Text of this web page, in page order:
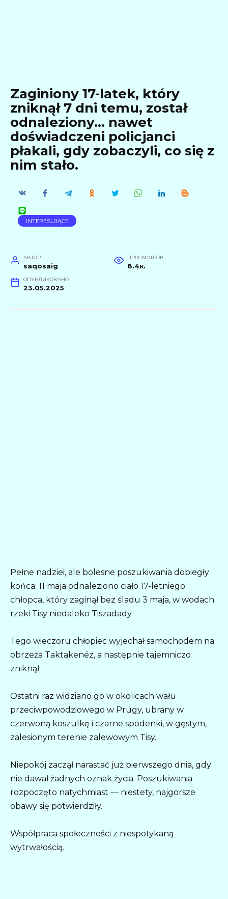
Zaginiony 17-latek, który
zniknął 7 dni temu, został
odnaleziony… nawet
doświadczeni policjanci
płakali, gdy zobaczyli, co się z
nim stało.
INTERESUJĄCE
АВТОР
saqosaig
ПРОСМОТРОВ
8.4к.
ОПУБЛИКОВАНО
23.05.2025
Pełne nadziei, ale bolesne poszukiwania dobiegły
końca: 11 maja odnaleziono ciało 17-letniego
chłopca, który zaginął bez śladu 3 maja, w wodach
rzeki Tisy niedaleko Tiszadady.
Tego wieczoru chłopiec wyjechał samochodem na
obrzeża Taktakenéz, a następnie tajemniczo
zniknął.
Ostatni raz widziano go w okolicach wału
przeciwpowodziowego w Prügy, ubrany w
czerwoną koszulkę i czarne spodenki, w gęstym,
zalesionym terenie zalewowym Tisy.
Niepokój zaczął narastać już pierwszego dnia, gdy
nie dawał żadnych oznak życia. Poszukiwania
rozpoczęto natychmiast — niestety, najgorsze
obawy się potwierdziły.
Współpraca społeczności z niespotykaną
wytrwałością.